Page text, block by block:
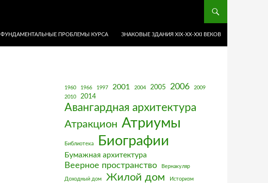
ФУНДАМЕНТАЛЬНЫЕ ПРОБЛЕМЫ КУРСА ЗНАКОВЫЕ ЗДАНИЯ XIX-ХХ-XXI ВЕКОВ
1960 1966 1997 2001 2004 2005 2006
2009
2010
2014
Авангардная архитектура
Атракцион Атриумы
Библиотека Биографии
Бумажная архитектура
Веерное пространство Вернакуляр
Доходный дом Жилой дом Историзм